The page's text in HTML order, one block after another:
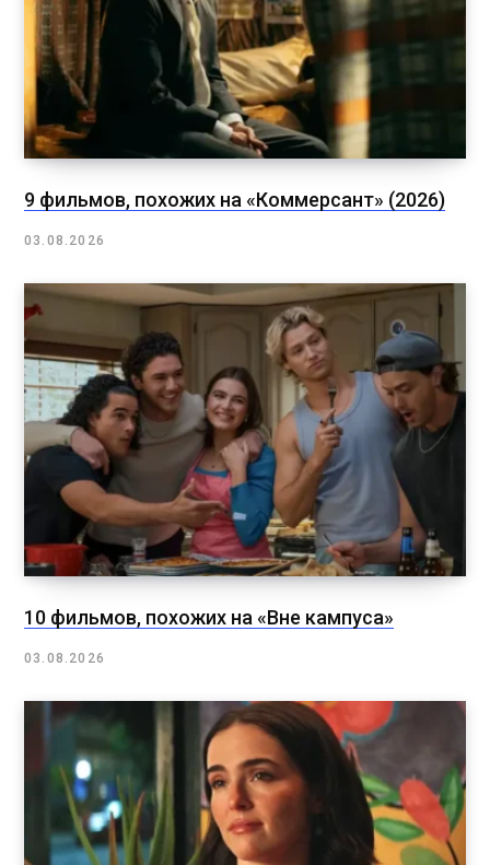
9 фильмов, похожих на «Коммерсант» (2026)
03.08.2026
10 фильмов, похожих на «Вне кампуса»
03.08.2026